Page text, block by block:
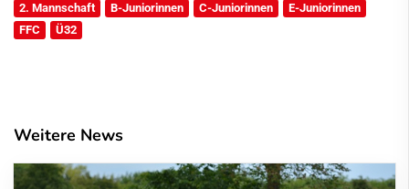
2. Mannschaft B-Juniorinnen C-Juniorinnen
E-Juniorinnen
FFC
Ü32
Weitere News